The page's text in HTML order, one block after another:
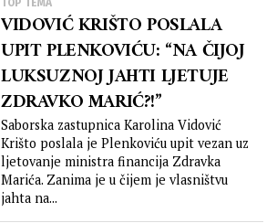
TOP TEMA
VIDOVIĆ KRIŠTO POSLALA
UPIT PLENKOVIĆU: “NA ČIJOJ
LUKSUZNOJ JAHTI LJETUJE
ZDRAVKO MARIĆ?!”
Saborska zastupnica Karolina Vidović
Krišto poslala je Plenkoviću upit vezan uz
ljetovanje ministra financija Zdravka
Marića. Zanima je u čijem je vlasništvu
jahta na...